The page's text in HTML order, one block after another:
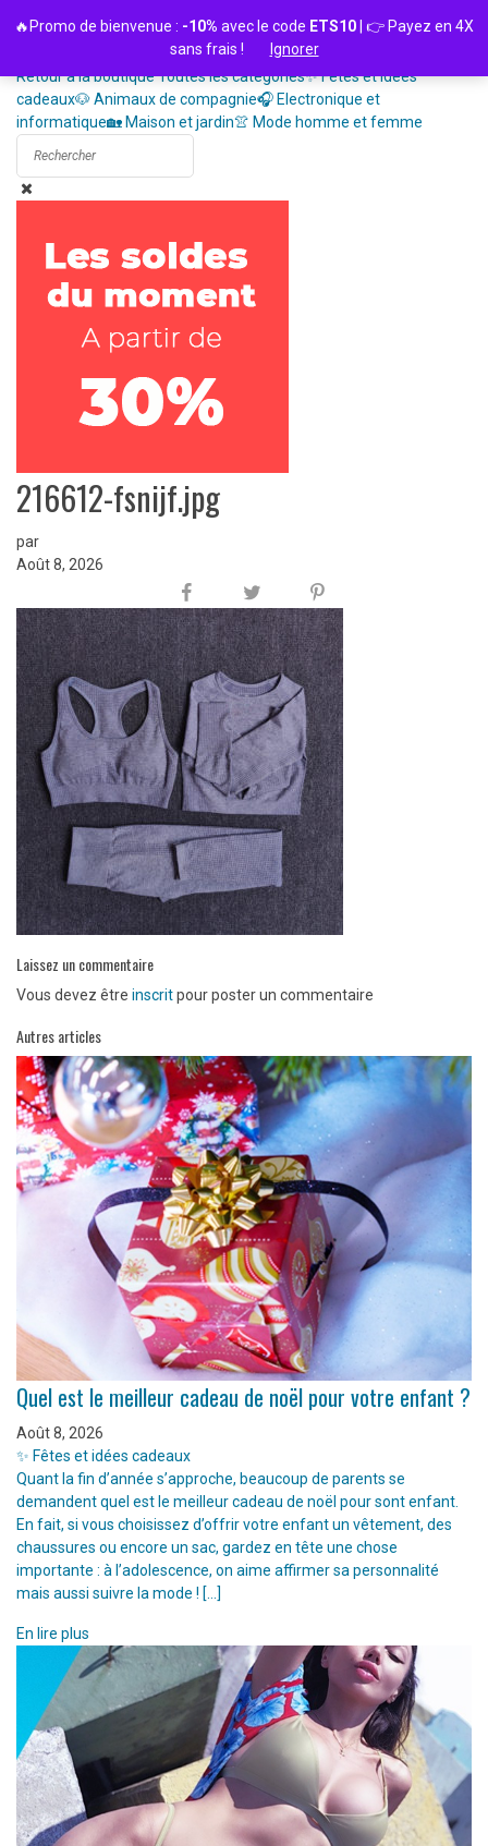
Retour à la boutiqueToutes les catégories✨ Fêtes et idées
cadeaux🐶 Animaux de compagnie🎧 Electronique et
informatique🏡 Maison et jardin👚 Mode homme et femme
216612-fsnijf.jpg
par
Août 8, 2026
Laissez un commentaire
Vous devez être inscritpour poster un commentaire
Autres articles
Quel est le meilleur cadeau de noël pour votre enfant ?
Août 8, 2026
✨ Fêtes et idées cadeaux
Quant la fin d’année s’approche, beaucoup de parents se
demandent quel est le meilleur cadeau de noël pour sont enfant.
En fait, si vous choisissez d’offrir votre enfant un vêtement, des
chaussures ou encore un sac, gardez en tête une chose
importante : à l’adolescence, on aime affirmer sa personnalité
mais aussi suivre la mode ! […]
En lire plus
🔥Promo de bienvenue : -10% avec le code ETS10 | 👉 Payez en 4X
sans frais !
Ignorer